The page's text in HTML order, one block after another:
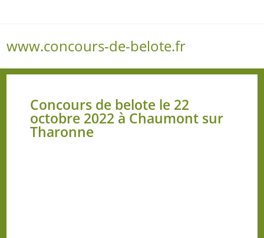
www.concours-de-belote.fr
Concours de belote le 22
octobre 2022 à Chaumont sur
Tharonne